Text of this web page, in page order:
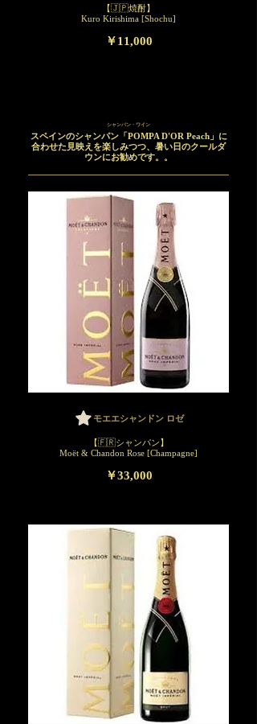
【🇯🇵焼酎】
Kuro Kirishima [Shochu]
￥11,000
シャンパン・ワイン
スペインのシャンパン「POMPA D'OR Peach」に
合わせた見映えを楽しみつつ、暑い日のクールダ
ウンにお勧めです。。
モエエシャンドン ロゼ
【🇫🇷シャンパン】
Moët & Chandon Rose [Champagne]
￥33,000